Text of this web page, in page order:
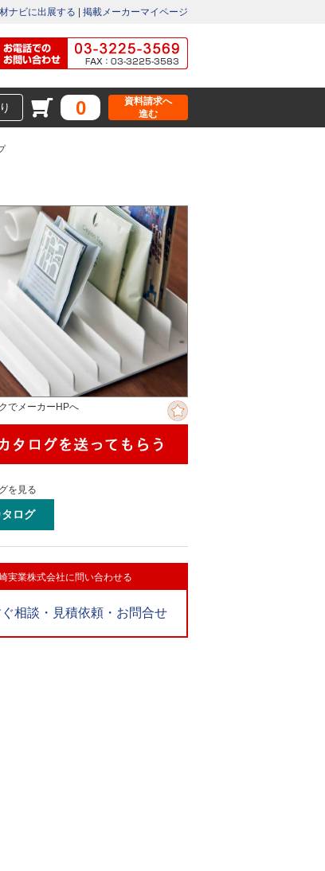
ナビに出展する 掲載メーカーマイページ
0
資料請求へ
進む
でメーカーHPへ
を見る
ログ
実業株式会社に問い合わせる
相談・見積依頼・お問合せ